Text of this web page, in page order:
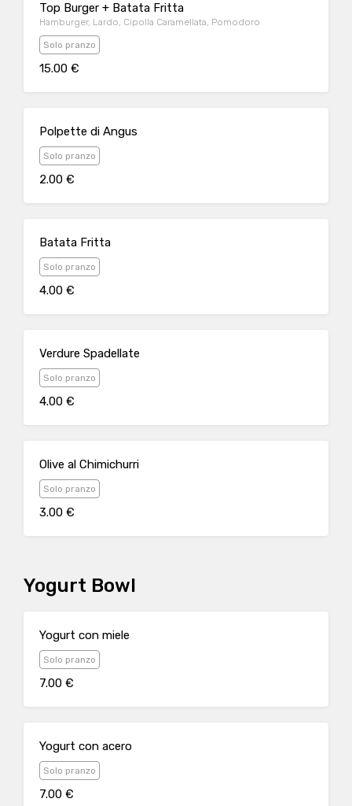
Top Burger + Batata Fritta
Hamburger, Lardo, Cipolla Caramellata, Pomodoro
Solo pranzo
15.00 €
Polpette di Angus
Solo pranzo
2.00 €
Batata Fritta
Solo pranzo
4.00 €
Verdure Spadellate
Solo pranzo
4.00 €
Olive al Chimichurri
Solo pranzo
3.00 €
Yogurt Bowl
Yogurt con miele
Solo pranzo
7.00 €
Yogurt con acero
Solo pranzo
7.00 €